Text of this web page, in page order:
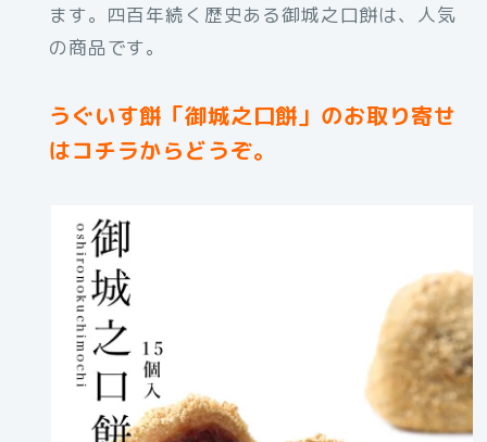
ます。四百年続く歴史ある御城之口餅は、人気
の商品です。
うぐいす餅「御城之口餅」のお取り寄せ
はコチラからどうぞ。